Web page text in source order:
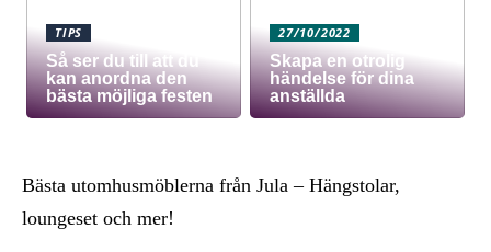
TIPS
Så ser du till att du
kan anordna den
bästa möjliga festen
27/10/2022
Skapa en otrolig
händelse för dina
anställda
Bästa utomhusmöblerna från Jula – Hängstolar,
loungeset och mer!